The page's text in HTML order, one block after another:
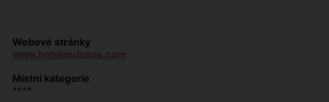
.
Webové stránky
www.hotelesdunas.com
Místní kategorie
****